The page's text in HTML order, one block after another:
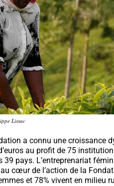
Lissac
a connu une croissance
au profit de 75
pays. L’entreprenariat
cœur de l’action de la
et 78% vivent en milieu